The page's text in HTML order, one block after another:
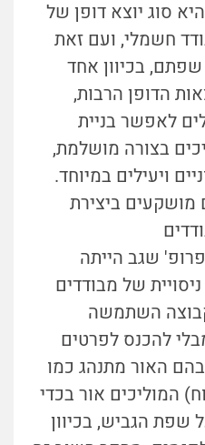
טופולוגיים [4] היא סוג יוצא דופן של
חשמלי, ועם זאת
בכיוון אחד
הדופן הרבות,
לאפשר בניית
בצורה מושלמת,
ויעילים במיוחד.
מושקעים ביצירת
שגב הייתה
של מבודדים
השתמשה
פוטוניים [5] (מבלי להכנס לפרטים
האור מתנהג כמו
המוליכים אור בכדי
שפת הגביש, בכיוון